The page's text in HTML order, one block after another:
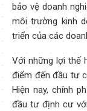
bảo vệ doanh
môi trường kinh
triển của các
Với những lợi thế
điểm đến đầu tư
Hiện nay, chính
đầu tư định cư